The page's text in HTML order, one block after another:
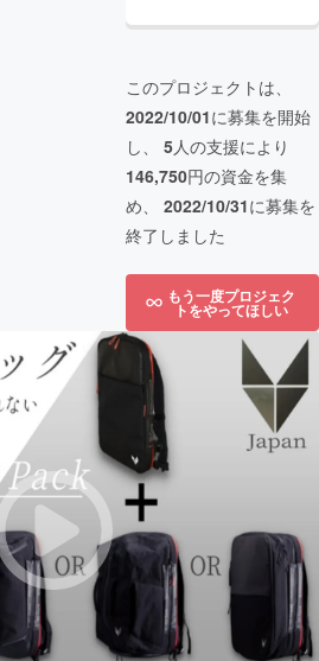
このプロジェクトは、
2022/10/01に募集を開始
し、 5人の支援により
146,750円の資金を集
め、 2022/10/31に募集を
終了しました
もう一度プロジェク
トをやってほしい